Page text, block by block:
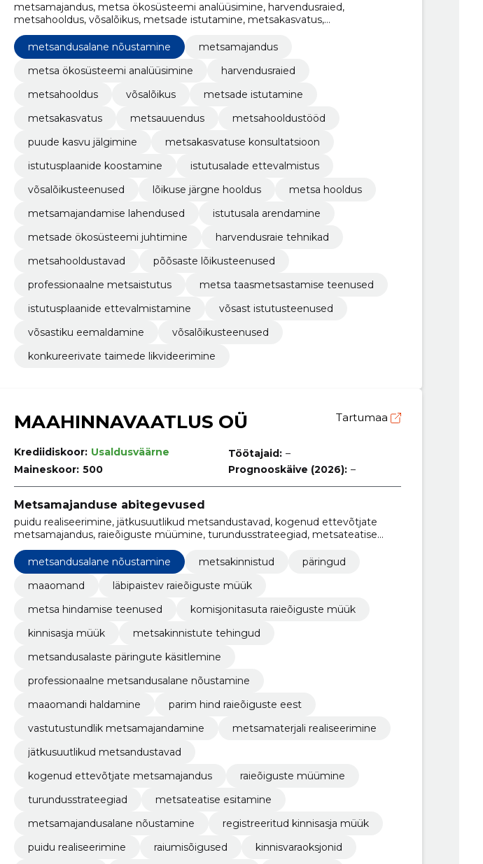
metsamajandus, metsa ökosüsteemi analüüsimine, harvendusraied,
metsahooldus, võsalõikus, metsade istutamine, metsakasvatus,
metsauuendus, metsahooldustööd, puude kasvu jälgimine
metsandusalane nõustamine
metsamajandus
metsa ökosüsteemi analüüsimine
harvendusraied
metsahooldus
võsalõikus
metsade istutamine
metsakasvatus
metsauuendus
metsahooldustööd
puude kasvu jälgimine
metsakasvatuse konsultatsioon
istutusplaanide koostamine
istutusalade ettevalmistus
võsalõikusteenused
lõikuse järgne hooldus
metsa hooldus
metsamajandamise lahendused
istutusala arendamine
metsade ökosüsteemi juhtimine
harvendusraie tehnikad
metsahooldustavad
põõsaste lõikusteenused
professionaalne metsaistutus
metsa taasmetsastamise teenused
istutusplaanide ettevalmistamine
võsast istutusteenused
võsastiku eemaldamine
võsalõikusteenused
konkureerivate taimede likvideerimine
MAAHINNAVAATLUS OÜ Tartumaa
Krediidiskoor: Usaldusväärne
Maineskoor: 500
Töötajaid: –
Prognooskäive (2026): –
Metsamajanduse abitegevused
puidu realiseerimine, jätkusuutlikud metsandustavad, kogenud ettevõtjate
metsamajandus, raieõiguste müümine, turundusstrateegiad, metsateatise
esitamine, metsamajandusalane nõustamine, registreeritud kinnisasja müük,
raieõigused, läbipaistev hinnakujundus
metsandusalane nõustamine metsakinnistud
päringud
maaomand
läbipaistev raieõiguste müük
metsa hindamise teenused
komisjonitasuta raieõiguste müük
kinnisasja müük
metsakinnistute tehingud
metsandusalaste päringute käsitlemine
professionaalne metsandusalane nõustamine
maaomandi haldamine
parim hind raieõiguste eest
vastutustundlik metsamajandamine
metsamaterjali realiseerimine
jätkusuutlikud metsandustavad
kogenud ettevõtjate metsamajandus
raieõiguste müümine
turundusstrateegiad
metsateatise esitamine
metsamajandusalane nõustamine
registreeritud kinnisasja müük
puidu realiseerimine
raiumisõigused
kinnisvaraoksjonid